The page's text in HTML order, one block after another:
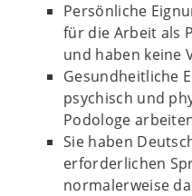
Persönliche
für die Arbeit als
und haben keine
Gesundheitliche
psychisch und
Podologe
Sie haben
erforderlichen
normalerweise